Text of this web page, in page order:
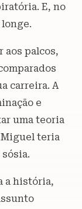
E, no
aos palcos,
carreira. A
e
uma teoria
teria
a história,